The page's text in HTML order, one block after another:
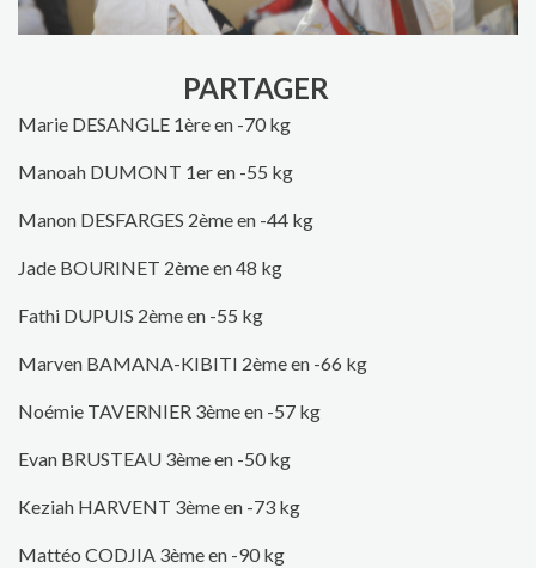
PARTAGER
Marie DESANGLE 1ère en -70 kg
Manoah DUMONT 1er en -55 kg
Manon DESFARGES 2ème en -44 kg
Jade BOURINET 2ème en 48 kg
Fathi DUPUIS 2ème en -55 kg
Marven BAMANA-KIBITI 2ème en -66 kg
Noémie TAVERNIER 3ème en -57 kg
Evan BRUSTEAU 3ème en -50 kg
Keziah HARVENT 3ème en -73 kg
Mattéo CODJIA 3ème en -90 kg